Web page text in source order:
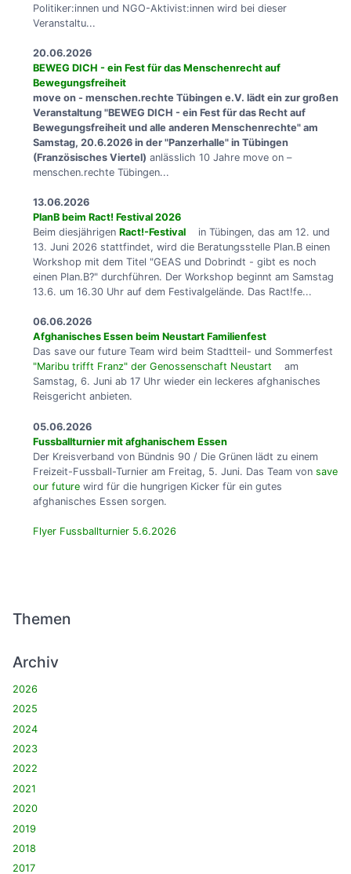
Politiker:innen und NGO-Aktivist:innen wird bei dieser
Veranstaltu...
20.06.2026
BEWEG DICH - ein Fest für das Menschenrecht auf
Bewegungsfreiheit
move on - menschen.rechte Tübingen e.V. lädt ein zur großen
Veranstaltung "BEWEG DICH - ein Fest für das Recht auf
Bewegungsfreiheit und alle anderen Menschenrechte" am
Samstag, 20.6.2026 in der "Panzerhalle" in Tübingen
(Französisches Viertel) anlässlich 10 Jahre move on –
menschen.rechte Tübingen...
13.06.2026
PlanB beim Ract! Festival 2026
Beim diesjährigen Ract!-Festival
in Tübingen, das am 12. und
13. Juni 2026 stattfindet, wird die Beratungsstelle Plan.B einen
Workshop mit dem Titel "GEAS und Dobrindt - gibt es noch
einen Plan.B?" durchführen. Der Workshop beginnt am Samstag
13.6. um 16.30 Uhr auf dem Festivalgelände. Das Ract!fe...
06.06.2026
Afghanisches Essen beim Neustart Familienfest
Das save our future Team wird beim Stadtteil- und Sommerfest
"Maribu trifft Franz" der Genossenschaft Neustart
am
Samstag, 6. Juni ab 17 Uhr wieder ein leckeres afghanisches
Reisgericht anbieten.
05.06.2026
Fussballturnier mit afghanischem Essen
Der Kreisverband von Bündnis 90 / Die Grünen lädt zu einem
Freizeit-Fussball-Turnier am Freitag, 5. Juni. Das Team von save
our futurewird für die hungrigen Kicker für ein gutes
afghanisches Essen sorgen.
Flyer Fussballturnier 5.6.2026
Themen
Archiv
2026
2025
2024
2023
2022
2021
2020
2019
2018
2017